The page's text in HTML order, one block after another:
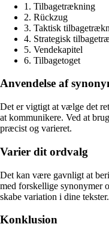
1. Tilbagetrækning
2. Rückzug
3. Taktisk
4. Strategisk
5. Vendekapitel
6. Tilbagetoget
Anvendelse af
Det er vigtigt at vælge det
at kommunikere. Ved at
præcist og varieret.
Varier dit ordvalg
Det kan være gavnligt at
med forskellige synonymer
skabe variation i dine tekster.
Konklusion